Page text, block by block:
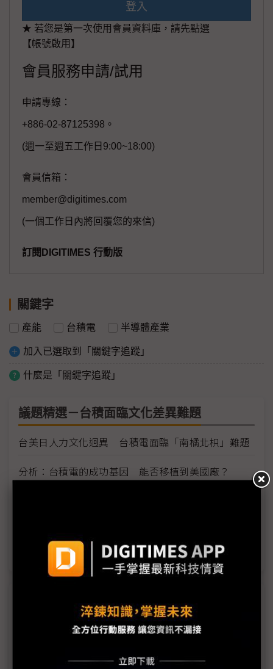
登入
★ 若您是第一次使用會員資料庫，請先點選
【帳號啟用】
會員服務申請/試用
申請專線：
+886-02-87125398。
(週一至週五工作日9:00~18:00)
會員信箱：
member@digitimes.com
(一個工作日內將回覆您的來信)
訂閱DIGITIMES 行動版
關鍵字
產能 台積電 半導體產業
加入已選取到「關鍵字追蹤」
什麼是「關鍵字追蹤」
議題精選－台積面臨文化差異難題
台美日人力文化迥異 台積電面臨「南橘北枳」難題
分析：台積電的成功基因 能否移植到美國廠？
海外招聘「work-life balance」難解
MLCC訂單過熱、出貨比創高 村田示警全球AI基